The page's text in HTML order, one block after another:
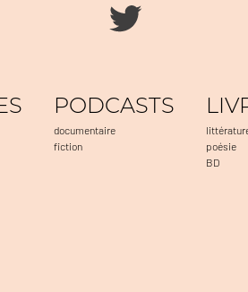
PODCASTS
documentaire
fiction
poésie
BD